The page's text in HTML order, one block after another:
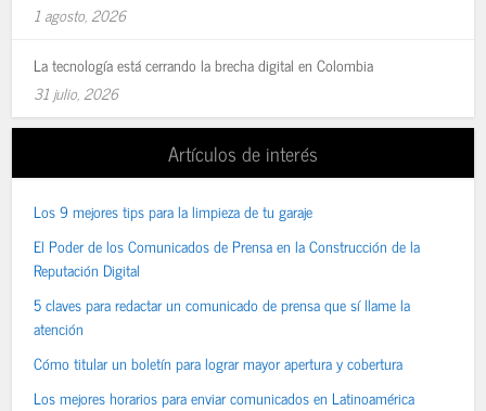
1 agosto, 2026
La tecnología está cerrando la brecha digital en Colombia
31 julio, 2026
Artículos de interés
Los 9 mejores tips para la limpieza de tu garaje
El Poder de los Comunicados de Prensa en la Construcción de la
Reputación Digital
5 claves para redactar un comunicado de prensa que sí llame la
atención
Cómo titular un boletín para lograr mayor apertura y cobertura
Los mejores horarios para enviar comunicados en Latinoamérica